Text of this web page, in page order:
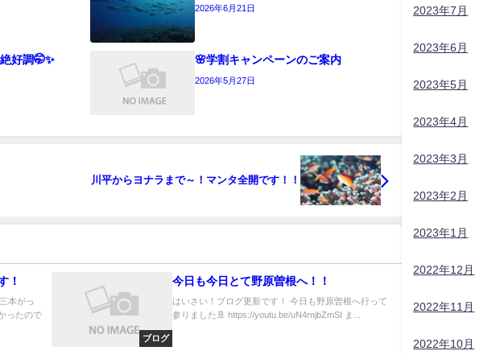
2026年6月21日
好調🤭✨ 🌸学割キャンペーンのご案内
2026年5月27日
川平からヨナラまで～！マンタ全開です！！
！
本がっ
ったので
ブログ
今日も今日とて野原曽根へ！！
はいさい！ブログ更新です！ 今日も野原曽根へ行って
参りました🚢 https://youtu.be/uN4rnjbZmSI ま...
2023年7月
2023年6月
2023年5月
2023年4月
2023年3月
2023年2月
2023年1月
2022年12月
2022年11月
2022年10月